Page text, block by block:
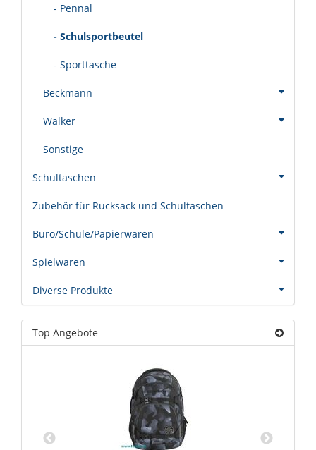
- Pennal
- Schulsportbeutel
- Sporttasche
Beckmann
Walker
Sonstige
Schultaschen
Zubehör für Rucksack und Schultaschen
Büro/Schule/Papierwaren
Spielwaren
Diverse Produkte
Top Angebote